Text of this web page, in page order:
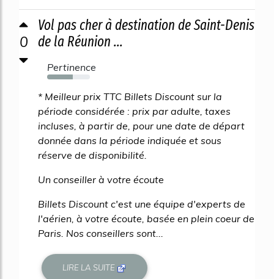
0
Vol pas cher à destination de Saint-Denis
de la Réunion ...
Pertinence
60%
* Meilleur prix TTC Billets Discount sur la
période considérée : prix par adulte, taxes
incluses, à partir de, pour une date de départ
donnée dans la période indiquée et sous
réserve de disponibilité.
Un conseiller à votre écoute
Billets Discount c'est une équipe d'experts de
l'aérien, à votre écoute, basée en plein coeur de
Paris. Nos conseillers sont...
LIRE LA SUITE